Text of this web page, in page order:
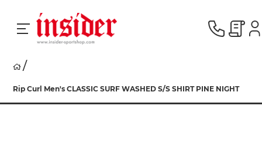
Rip Curl Men's CLASSIC SURF WASHED S/S SHIRT PINE NIGHT